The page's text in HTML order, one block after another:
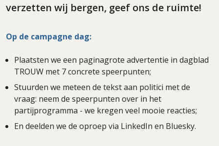
verzetten wij bergen, geef ons de ruimte!
Op de campagne dag:
Plaatsten we een paginagrote advertentie in dagblad
TROUW met 7 concrete speerpunten;
Stuurden we meteen de tekst aan politici met de
vraag: neem de speerpunten over in het
partijprogramma - we kregen veel mooie reacties;
En deelden we de oproep via LinkedIn en Bluesky.